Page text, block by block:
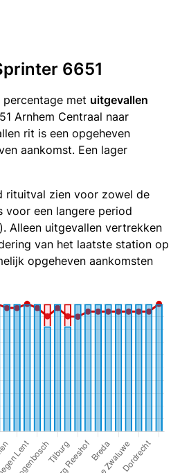
6651
met uitgevallen
Arnhem Centraal naar
rit is een opgeheven
aankomst. Een lager
rituitval zien voor zowel de
voor een langere period
Alleen uitgevallen vertrekken
van het laatste station op
opgeheven aankomsten